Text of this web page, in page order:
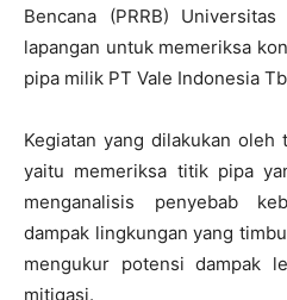
Bencana (PRRB)
lapangan untuk memeriksa
pipa milik PT Vale Indonesia
Kegiatan yang dilakukan oleh
yaitu memeriksa titik pipa
menganalisis penyebab
dampak lingkungan yang
mengukur potensi dampak
mitigasi.